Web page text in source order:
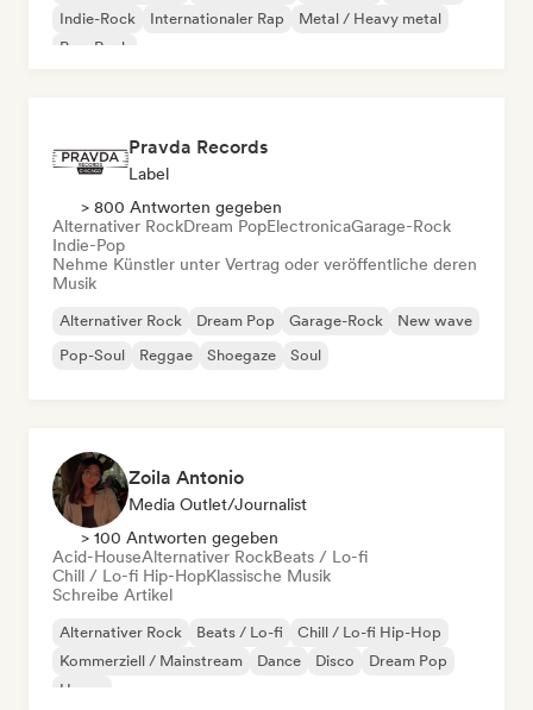
Indie-Rock
Internationaler Rap
Metal / Heavy metal
Pop-Rock
Pravda Records
Label
> 800 Antworten gegeben
Alternativer RockDream PopElectronicaGarage-Rock
Indie-Pop
Nehme Künstler unter Vertrag oder veröffentliche deren
Musik
Alternativer Rock Dream Pop Garage-Rock
New wave
Pop-Soul
Reggae Shoegaze Soul
Zoila Antonio
Media Outlet/Journalist
> 100 Antworten gegeben
Acid-HouseAlternativer RockBeats / Lo-fi
Chill / Lo-fi Hip-HopKlassische Musik
Schreibe Artikel
Alternativer Rock Beats / Lo-fi
Chill / Lo-fi Hip-Hop
Kommerziell / Mainstream
Dance Disco
Dream Pop
House